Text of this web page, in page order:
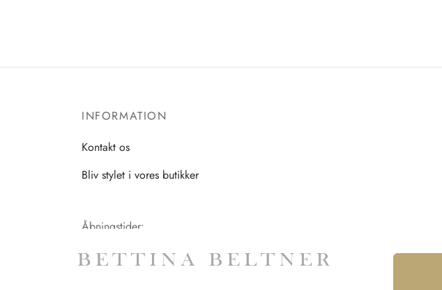
INFORMATION
Kontakt os
Bliv stylet i vores butikker
Åbningstider:
Lørdag: 11.00-15.00